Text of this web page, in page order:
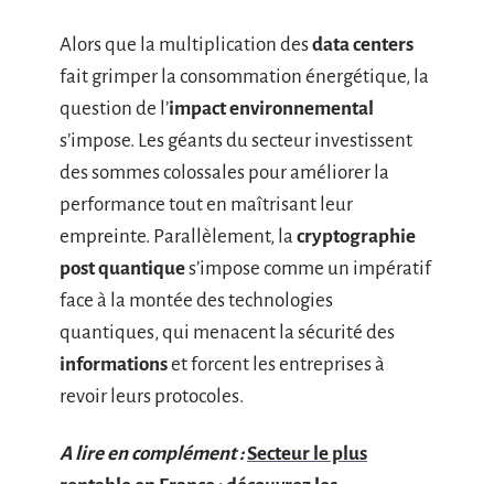
Alors que la multiplication desdata centers
fait grimper la consommation énergétique, la
question de l’impact environnemental
s’impose. Les géants du secteur investissent
des sommes colossales pour améliorer la
performance tout en maîtrisant leur
empreinte. Parallèlement, la cryptographie
post quantiques’impose comme un impératif
face à la montée des technologies
quantiques, qui menacent la sécurité des
informationset forcent les entreprises à
revoir leurs protocoles.
A lire en complément :Secteur le plus